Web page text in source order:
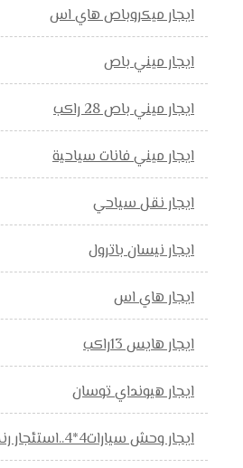
ايجار ميكروباص هاي اس
ايجار ميني باص
ايجار ميني باص 28 راكب
ايجار ميني فانات سياحية
ايجار نقل سياحي
ايجار نيسان باترول
ايجار هاي اس
ايجار هايس 13راكب
ايجار هيونداي توسان
ايجار وحش سيارات4*4..استئجار رنج روفر